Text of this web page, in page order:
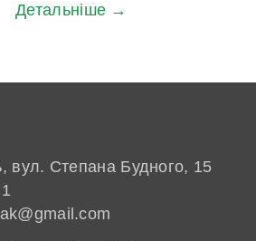
Детальніше →
вул. Степана Будного, 15